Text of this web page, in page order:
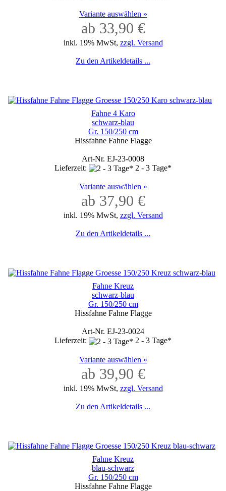
Variante auswählen »
ab 33,90 €
inkl. 19% MwSt, zzgl. Versand
Zu den Artikeldetails ...
Fahne 4 Karo
schwarz-blau
Gr. 150/250 cm
Hissfahne Fahne Flagge
Art-Nr. EJ-23-0008
Lieferzeit:
2 - 3 Tage*
Variante auswählen »
ab 37,90 €
inkl. 19% MwSt, zzgl. Versand
Zu den Artikeldetails ...
Fahne Kreuz
schwarz-blau
Gr. 150/250 cm
Hissfahne Fahne Flagge
Art-Nr. EJ-23-0024
Lieferzeit:
2 - 3 Tage*
Variante auswählen »
ab 39,90 €
inkl. 19% MwSt, zzgl. Versand
Zu den Artikeldetails ...
Fahne Kreuz
blau-schwarz
Gr. 150/250 cm
Hissfahne Fahne Flagge